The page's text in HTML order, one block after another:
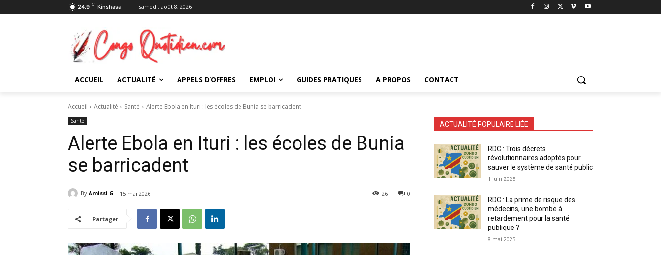
24.9 C Kinshasa samedi, août 8, 2026
ACCUEIL ACTUALITÉ APPELS D’OFFRES EMPLOI GUIDES PRATIQUES A PROPOS CONTACT
Accueil Actualité Santé Alerte Ebola en Ituri : les écoles de Bunia se barricadent
Santé
Alerte Ebola en Ituri : les écoles de Bunia
se barricadent
By Amissi G 15 mai 2026 0
26
Partager
ACTUALITÉ POPULAIRE LIÉE
RDC : Trois décrets
révolutionnaires adoptés pour
sauver le système de santé public
1 juin 2025
RDC : La prime de risque des
médecins, une bombe à
retardement pour la santé
publique ?
8 mai 2025